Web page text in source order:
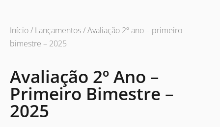
Início/ Lançamentos/ Avaliação 2º ano – primeiro
bimestre – 2025
Avaliação 2º Ano –
Primeiro Bimestre –
2025